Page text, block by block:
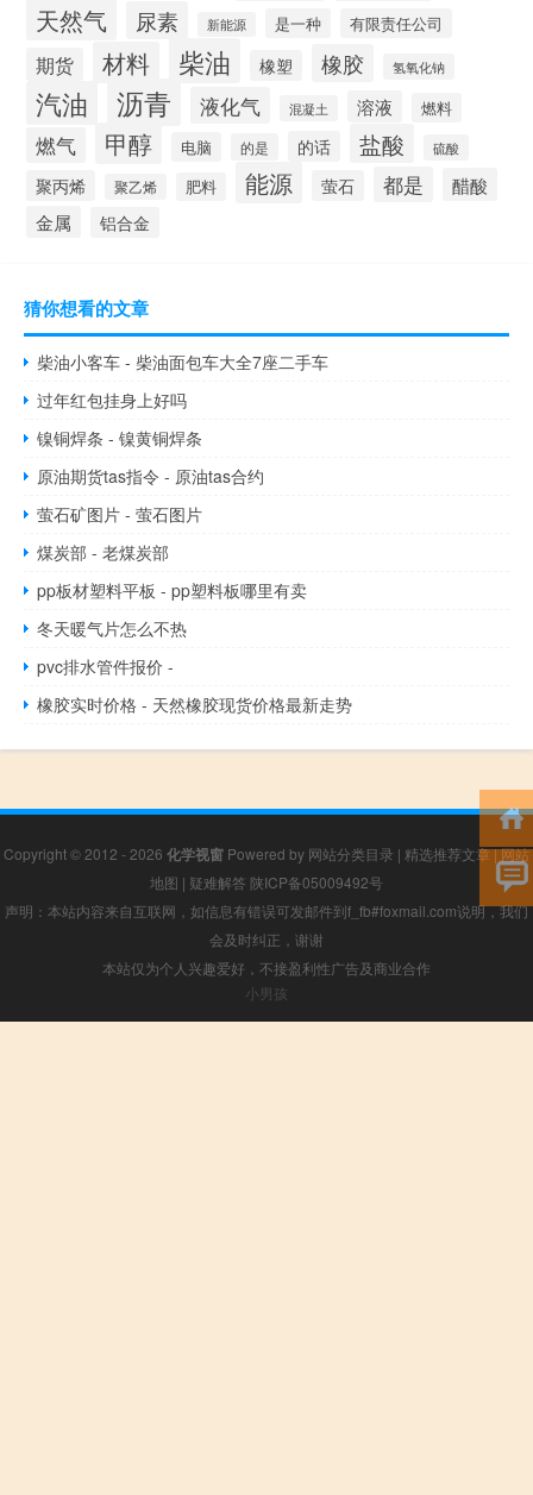
天然气 尿素 新能源 是一种 有限责任公司
期货 材料 柴油 橡塑 橡胶 氢氧化钠
汽油 沥青 液化气 混凝土 溶液 燃料
燃气 甲醇 电脑 的是 的话 盐酸 硫酸
聚丙烯 聚乙烯 肥料 能源 萤石 都是 醋酸
金属 铝合金
猜你想看的文章
柴油小客车 - 柴油面包车大全7座二手车
过年红包挂身上好吗
镍铜焊条 - 镍黄铜焊条
原油期货tas指令 - 原油tas合约
萤石矿图片 - 萤石图片
煤炭部 - 老煤炭部
pp板材塑料平板 - pp塑料板哪里有卖
冬天暖气片怎么不热
pvc排水管件报价 -
橡胶实时价格 - 天然橡胶现货价格最新走势
Copyright © 2012 - 2026 化学视窗 Powered by 网站分类目录 | 精选推荐文章|网站
地图 | 疑难解答 陕ICP备05009492号
声明：本站内容来自互联网，如信息有错误可发邮件到f_fb#foxmail.com说明，我们
会及时纠正，谢谢
本站仅为个人兴趣爱好，不接盈利性广告及商业合作
小男孩